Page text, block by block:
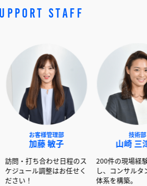
STAFF
200
し
体
訪問・打ち合わせ日程のス
ケジュール調整はお任せく
作成経験
を中心に
す！